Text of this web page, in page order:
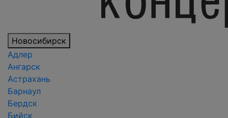
Новосибирск
Адлер
Ангарск
Астрахань
Барнаул
Бердск
Бийск